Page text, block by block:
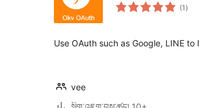
(1 གདེང་
འཇོག་
)
Use OAuth such as Google, LINE to
vee